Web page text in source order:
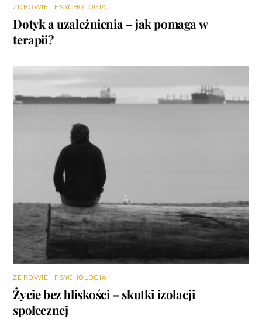
ZDROWIE I PSYCHOLOGIA
Dotyk a uzależnienia – jak pomaga w
terapii?
ZDROWIE I PSYCHOLOGIA
Życie bez bliskości – skutki izolacji
społecznej